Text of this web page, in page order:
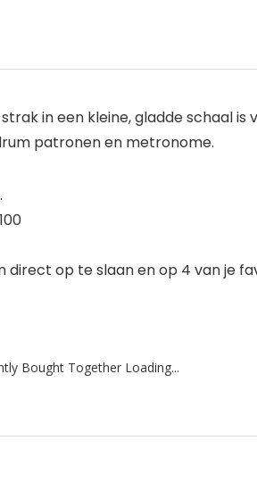
in een kleine, gladde schaal
patronen en metronome.
direct op te slaan en op 4 van je
Bought Together Loading...